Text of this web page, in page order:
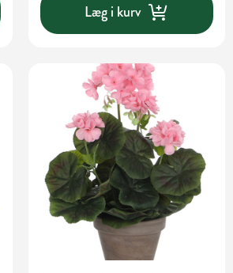
Læg i kurv